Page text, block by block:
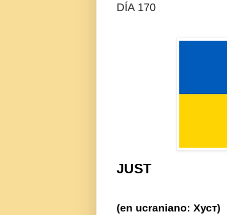
DÍA 170
JUST
(en ucraniano: Хуст)